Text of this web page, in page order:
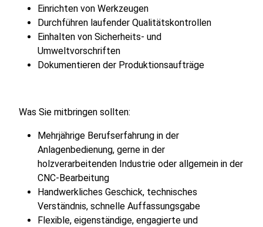
Einrichten von Werkzeugen
Durchführen laufender Qualitätskontrollen
Einhalten von Sicherheits- und
Umweltvorschriften
Dokumentieren der Produktionsaufträge
Was Sie mitbringen sollten:
Mehrjährige Berufserfahrung in der
Anlagenbedienung, gerne in der
holzverarbeitenden Industrie oder allgemein in der
CNC-Bearbeitung
Handwerkliches Geschick, technisches
Verständnis, schnelle Auffassungsgabe
Flexible, eigenständige, engagierte und